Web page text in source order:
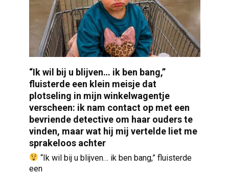
“Ik wil bij u blijven… ik ben bang,”
fluisterde een klein meisje dat
plotseling in mijn winkelwagentje
verscheen: ik nam contact op met een
bevriende detective om haar ouders te
vinden, maar wat hij mij vertelde liet me
sprakeloos achter
“Ik wil bij u blijven… ik ben bang,” fluisterde
een